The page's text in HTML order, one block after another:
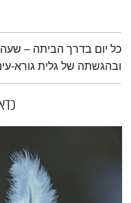
תמצית הפודקאסט
כל יום בדרך הביתה –
ובהגשתה של גלית גורא-